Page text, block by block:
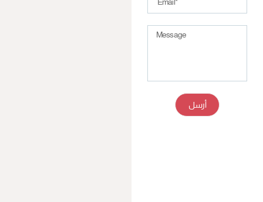
أرسل